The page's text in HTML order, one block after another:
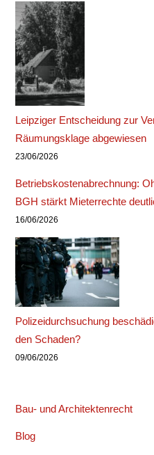
Leipziger Entscheidung zur
Räumungsklage abgewiesen
23/06/2026
Betriebskostenabrechnung:
BGH stärkt Mieterrechte
16/06/2026
Polizeidurchsuchung
den Schaden?
09/06/2026
Bau- und Architektenrecht
Blog